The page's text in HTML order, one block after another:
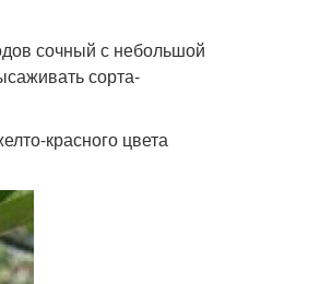
сочный с небольшой
сорта-
красного цвета